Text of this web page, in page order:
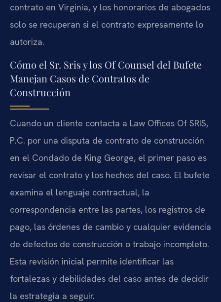
contrato en Virginia, y los honorarios de abogados
solo se recuperan si el contrato expresamente lo
autoriza.
Cómo el Sr. Sris y los Of Counsel del Bufete
Manejan Casos de Contratos de
Construcción
Cuando un cliente contacta a Law Offices Of SRIS,
P.C. por una disputa de contrato de construcción
en el Condado de King George, el primer paso es
revisar el contrato y los hechos del caso. El bufete
examina el lenguaje contractual, la
correspondencia entre las partes, los registros de
pago, las órdenes de cambio y cualquier evidencia
de defectos de construcción o trabajo incompleto.
Esta revisión inicial permite identificar las
fortalezas y debilidades del caso antes de decidir
la estrategia a seguir.